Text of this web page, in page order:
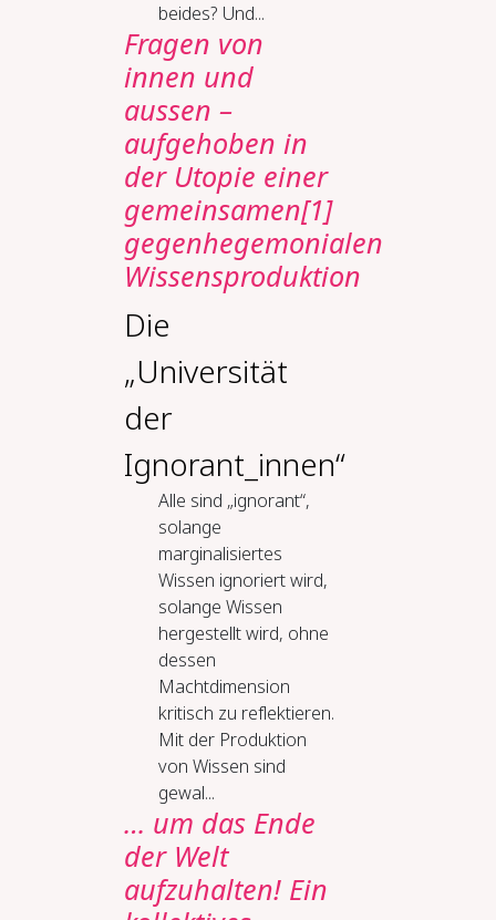
beides? Und...
Fragen von
innen und
aussen –
aufgehoben in
der Utopie einer
gemeinsamen[1]
gegenhegemonialen
Wissensproduktion
Die
„Universität
der
Ignorant_innen“
Alle sind „ignorant“,
solange
marginalisiertes
Wissen ignoriert wird,
solange Wissen
hergestellt wird, ohne
dessen
Machtdimension
kritisch zu reflektieren.
Mit der Produktion
von Wissen sind
gewal...
… um das Ende
der Welt
aufzuhalten! Ein